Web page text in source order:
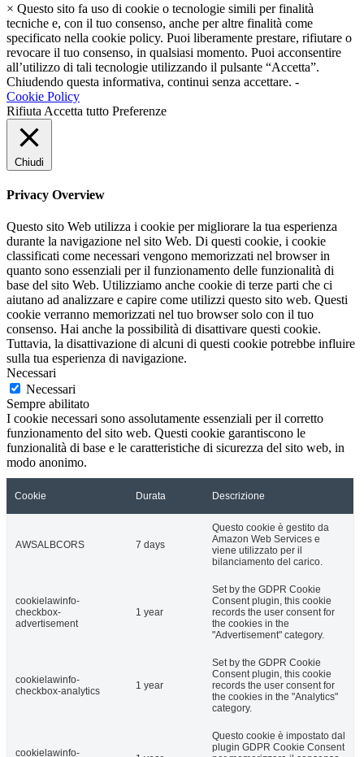
× Questo sito fa uso di cookie o tecnologie simili per finalità
tecniche e, con il tuo consenso, anche per altre finalità come
specificato nella cookie policy. Puoi liberamente prestare, rifiutare o
revocare il tuo consenso, in qualsiasi momento. Puoi acconsentire
all’utilizzo di tali tecnologie utilizzando il pulsante “Accetta”.
Chiudendo questa informativa, continui senza accettare. -
Cookie Policy
Rifiuta Accetta tutto Preferenze
Chiudi
Privacy Overview
Questo sito Web utilizza i cookie per migliorare la tua esperienza
durante la navigazione nel sito Web. Di questi cookie, i cookie
classificati come necessari vengono memorizzati nel browser in
quanto sono essenziali per il funzionamento delle funzionalità di
base del sito Web. Utilizziamo anche cookie di terze parti che ci
aiutano ad analizzare e capire come utilizzi questo sito web. Questi
cookie verranno memorizzati nel tuo browser solo con il tuo
consenso. Hai anche la possibilità di disattivare questi cookie.
Tuttavia, la disattivazione di alcuni di questi cookie potrebbe influire
sulla tua esperienza di navigazione.
Necessari
Necessari
Sempre abilitato
I cookie necessari sono assolutamente essenziali per il corretto
funzionamento del sito web. Questi cookie garantiscono le
funzionalità di base e le caratteristiche di sicurezza del sito web, in
modo anonimo.
Cookie Durata Descrizione
AWSALBCORS 7 days
Questo cookie è gestito da
Amazon Web Services e
viene utilizzato per il
bilanciamento del carico.
cookielawinfo-
checkbox-
advertisement
1 year
Set by the GDPR Cookie
Consent plugin, this cookie
records the user consent for
the cookies in the
"Advertisement" category.
cookielawinfo-
checkbox-analytics
1 year
Set by the GDPR Cookie
Consent plugin, this cookie
records the user consent for
the cookies in the "Analytics"
category.
cookielawinfo-
Questo cookie è impostato dal
plugin GDPR Cookie Consent